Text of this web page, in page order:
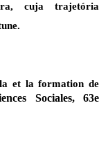
cuja trajetória
et la formation de
Sociales, 63e